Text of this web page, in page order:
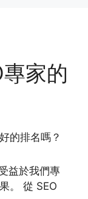
家的
的排名嗎？
益於我們專
。 從 SEO